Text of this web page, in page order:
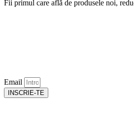
Fii primul care află de produsele noi,
Email
INSCRIE-TE